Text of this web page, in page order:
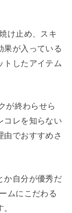
け止め、スキ
果が入っている
トしたアイテム
が終わらせら
コレを知らない
由でおすすめさ
か自分が優秀だ
ムにこだわる